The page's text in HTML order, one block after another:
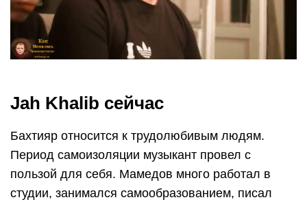
Jah Khalib сейчас
Бахтияр относится к трудолюбивым людям.
Период самоизоляции музыкант провел с
пользой для себя. Мамедов много работал в
студии, занимался самообразованием, писал